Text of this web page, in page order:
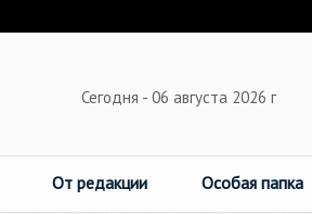
Сегодня - 06 августа 2026 г
От редакции Особая папка